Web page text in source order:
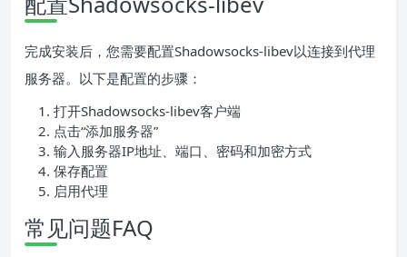
完成安装后，您需要配置Shadowsocks-libev以连接到代理
服务器。以下是配置的步骤：
打开Shadowsocks-libev客户端
点击“添加服务器”
输入服务器IP地址、端口、密码和加密方式
保存配置
启用代理
常见问题FAQ